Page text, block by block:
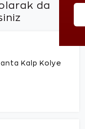
da
Kalp Kolye